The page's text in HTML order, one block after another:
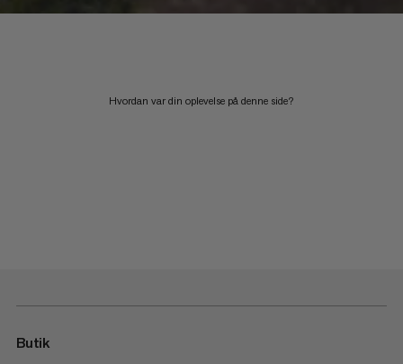
Hvordan var din oplevelse på denne side?
Butik